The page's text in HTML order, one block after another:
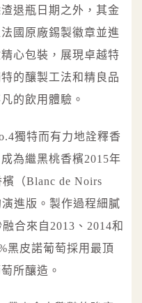
退瓶日期之外，其金
國原廠錫製徽章並進
心包裝，展現卓越特
的釀製工法和精良品
的飲用體驗。
獨特而有力地詮釋香
為繼黑桃香檳2015年
（Blanc de Noirs
進版。製作過程細膩
合來自2013、2014和
黑皮諾葡萄採用最頂
所釀造。